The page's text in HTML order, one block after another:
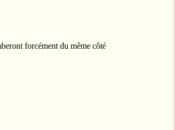
forcément du même côté